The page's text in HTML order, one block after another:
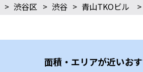
> 渋谷区 > 渋谷 > 青山TKOビル >
面積・エリアが近いお